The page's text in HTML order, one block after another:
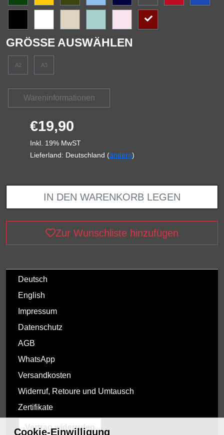
GRÖSSE AUSWÄHLEN
A2 A3
Wareninformationen
€19,90
Inkl. 19% MwST
Lieferland: Deutschland (ändern)
IN DEN WARENKORB LEGEN
Zur Wunschliste hinzufügen
Deutsch
English
Impressum
Datenschutz
AGB
WhatsApp
Versandkosten
Widerruf, Retoure und Umtausch
Zertifikate
Vertrag widerrufen
Cookie-Einwilligung